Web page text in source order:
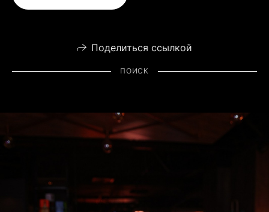
Поделиться ссылкой
ПОИСК